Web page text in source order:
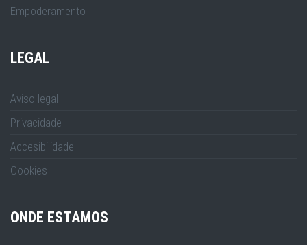
Empoderamento
LEGAL
Aviso legal
Privacidade
Accesibilidade
Cookies
ONDE ESTAMOS